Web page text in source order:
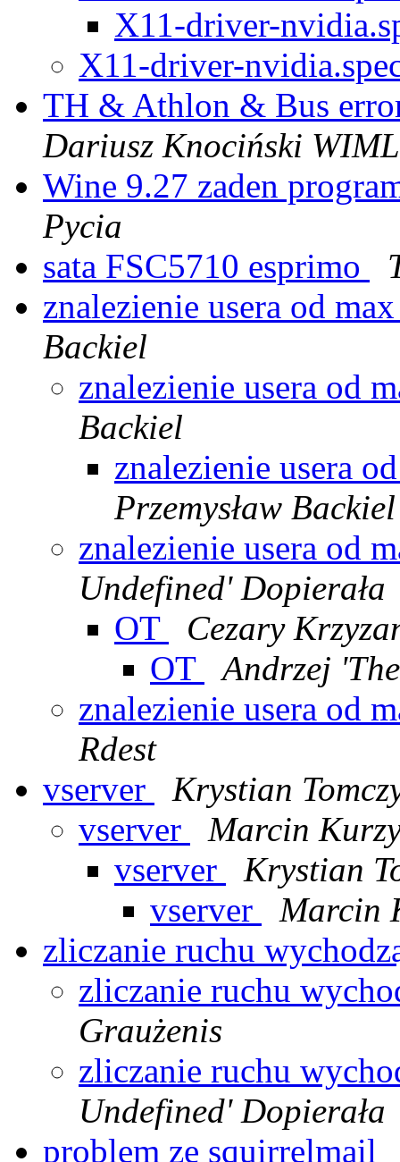
X11-driver-
X11-driver-
TH & Athlon & Bus
Dariusz Knociński WIML
Wine 9.27 zaden
Pycia
sata FSC5710 esprimo
znalezienie usera od
Backiel
znalezienie usera od
Backiel
znalezienie usera
Przemysław Backiel
znalezienie usera od
Undefined' Dopierała
OT
Cezary
OT
Andrzej
znalezienie usera od
Rdest
vserver
Krystian
vserver
Marcin
vserver
Krystian
vserver
Marcin
zliczanie ruchu
zliczanie ruchu
Graużenis
zliczanie ruchu
Undefined' Dopierała
problem ze squirrelmail